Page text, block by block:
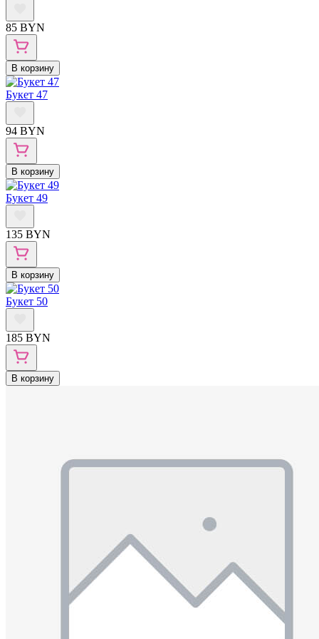
85 BYN
В корзину
Букет 47
94 BYN
В корзину
Букет 49
135 BYN
В корзину
Букет 50
185 BYN
В корзину